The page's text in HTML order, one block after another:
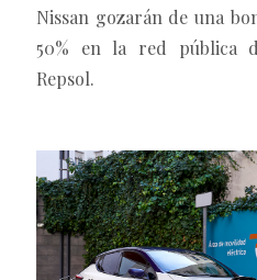
Nissan gozarán de una
50% en la red pública
Repsol.